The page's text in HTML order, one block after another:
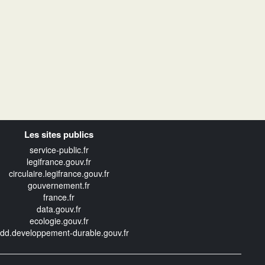
Les sites publics
service-public.fr
legifrance.gouv.fr
circulaire.legifrance.gouv.fr
gouvernement.fr
france.fr
data.gouv.fr
ecologie.gouv.fr
durable.gouv.fr